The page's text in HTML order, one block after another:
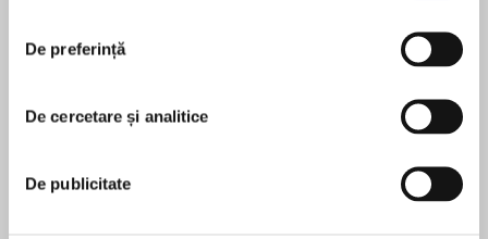
De preferință
De cercetare și analitice
De publicitate
fiice ale sale, Elizabeth, Anne și Mary. După
moartea soției, sir Walter începe să piardă ușor-
care o duce, ajungând în cele din urmă să fie
nevoit să renunțe la stilul de viață obișnuit. Cu
aceste cheltuieli foarte mari și două fete încă
nemăritate, sir Elliot este sfătuit să dea în
În acest moment nu există recenzii